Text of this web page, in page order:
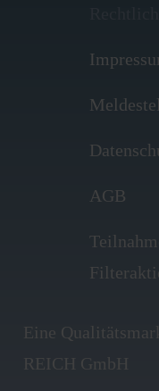
AGB
Eine
REICH GmbH